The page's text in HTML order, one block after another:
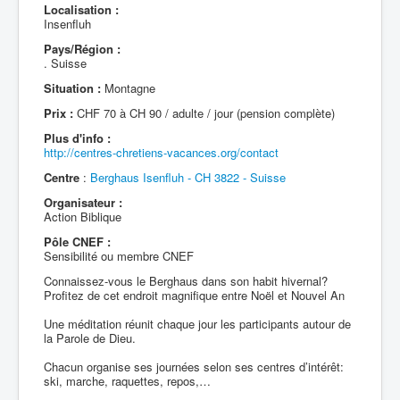
Localisation :
Insenfluh
Pays/Région :
. Suisse
Situation : Montagne
Prix : CHF 70 à CH 90 / adulte / jour (pension complète)
Plus d'info :
http://centres-chretiens-vacances.org/contact
Centre : Berghaus Isenfluh - CH 3822 - Suisse
Organisateur :
Action Biblique
Pôle CNEF :
Sensibilité ou membre CNEF
Connaissez-vous le Berghaus dans son habit hivernal?
Profitez de cet endroit magnifique entre Noël et Nouvel An
Une méditation réunit chaque jour les participants autour de
la Parole de Dieu.
Chacun organise ses journées selon ses centres d’intérêt:
ski, marche, raquettes, repos,…